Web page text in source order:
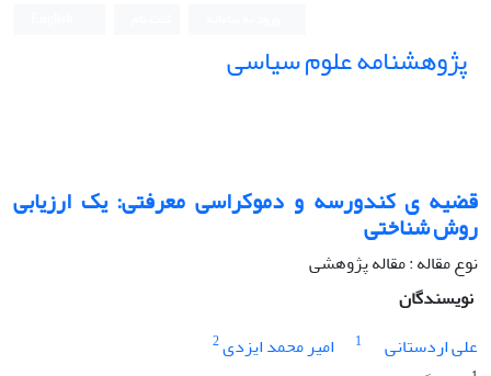
پژوهشنامه علوم سیاسی
قضیه ی کندورسه و دموکراسی معرفتی: یک ارزیابی
روش شناختی
نوع مقاله : مقاله پژوهشی
نویسندگان
علی اردستانی
1 امیر محمد ایزدی2